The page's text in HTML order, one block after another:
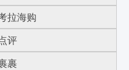
拉海购
评
裹